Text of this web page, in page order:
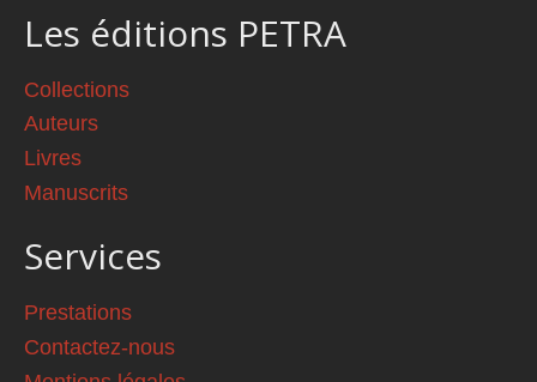
Les éditions PETRA
Collections
Auteurs
Livres
Manuscrits
Services
Prestations
Contactez-nous